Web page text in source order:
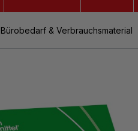
Bürobedarf & Verbrauchsmaterial